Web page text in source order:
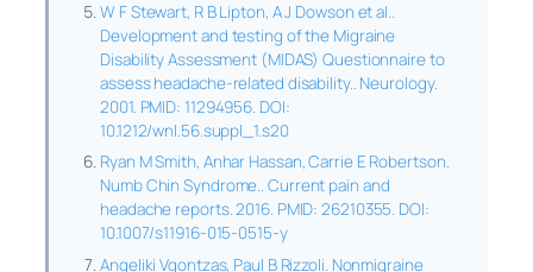
W F Stewart, R B Lipton, A J Dowson et al..
Development and testing of the Migraine
Disability Assessment (MIDAS) Questionnaire to
assess headache-related disability.. Neurology.
2001. PMID: 11294956. DOI:
10.1212/wnl.56.suppl_1.s20
Ryan M Smith, Anhar Hassan, Carrie E Robertson.
Numb Chin Syndrome.. Current pain and
headache reports. 2016. PMID: 26210355. DOI:
10.1007/s11916-015-0515-y
Angeliki Vgontzas, Paul B Rizzoli. Nonmigraine